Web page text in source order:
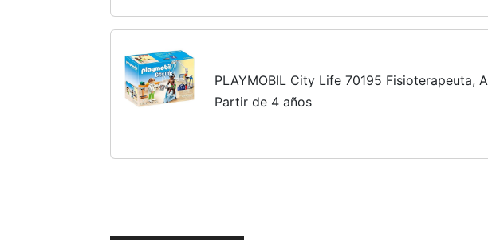
PLAYMOBIL City Life 70195 Fisioterapeuta, A
Partir de 4 años